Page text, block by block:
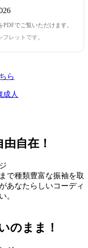
でご覧いただけます。
レットです。
自在！
で種類豊富な振袖を取
あなたらしいコーディ
。
のまま！